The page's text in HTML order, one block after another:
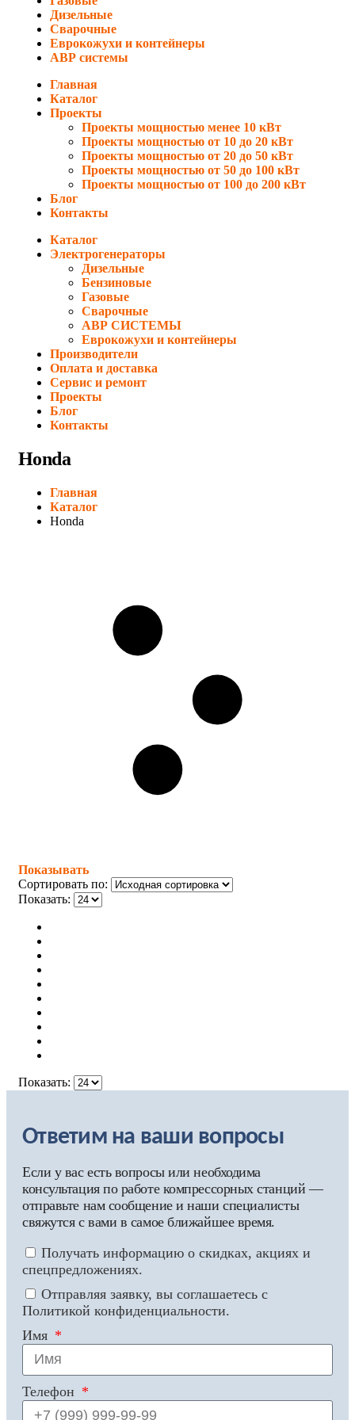
Дизельные
Сварочные
Еврокожухи и контейнеры
АВР системы
Главная
Каталог
Проекты
Проекты мощностью менее 10 кВт
Проекты мощностью от 10 до 20 кВт
Проекты мощностью от 20 до 50 кВт
Проекты мощностью от 50 до 100 кВт
Проекты мощностью от 100 до 200 кВт
Блог
Контакты
Каталог
Электрогенераторы
Дизельные
Бензиновые
Газовые
Сварочные
АВР СИСТЕМЫ
Еврокожухи и контейнеры
Производители
Оплата и доставка
Сервис и ремонт
Проекты
Блог
Контакты
Honda
Главная
Каталог
Honda
Показывать
Сортировать по:
Показать:
Показать:
Ответим на ваши вопросы
Если у вас есть вопросы или необходима
консультация по работе компрессорных станций —
отправьте нам сообщение и наши специалисты
свяжутся с вами в самое ближайшее время.
Получать информацию о скидках, акциях и
спецпредложениях.
Отправляя заявку, вы соглашаетесь с
Политикой конфиденциальности.
Имя
Телефон